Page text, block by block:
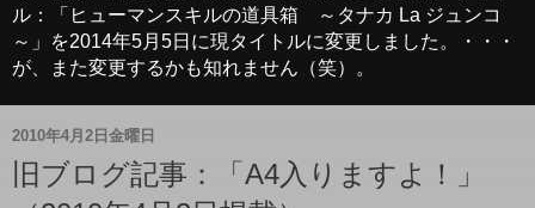
ル：「ヒューマンスキルの道具箱 ～タナカ La ジュンコ
～」を2014年5月5日に現タイトルに変更しました。・・・
が、また変更するかも知れません（笑）。
2010年4月2日金曜日
旧ブログ記事：「A4入りますよ！」